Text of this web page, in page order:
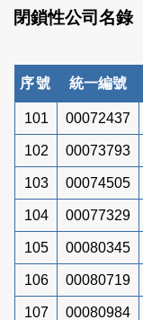
閉鎖性公司名錄
序號 統一編號
101 00072437
102 00073793
103 00074505
104 00077329
105 00080345
106 00080719
107 00080984